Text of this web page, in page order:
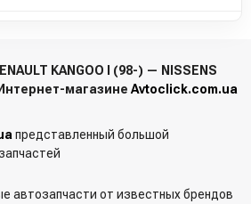
KANGOO I (98-) — NISSENS
магазине Avtoclick.com.ua
представленный большой
автозапчасти от известных брендов